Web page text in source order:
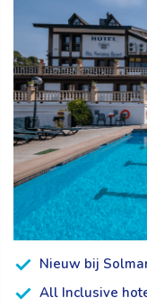
Nieuw bij
All Inclusive